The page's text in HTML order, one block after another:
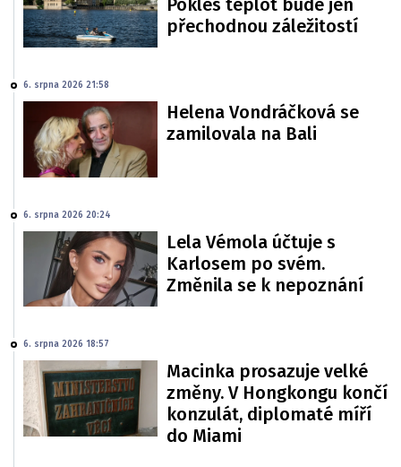
Pokles teplot bude jen
přechodnou záležitostí
6. srpna 2026 21:58
Helena Vondráčková se
zamilovala na Bali
6. srpna 2026 20:24
Lela Vémola účtuje s
Karlosem po svém.
Změnila se k nepoznání
6. srpna 2026 18:57
Macinka prosazuje velké
změny. V Hongkongu končí
konzulát, diplomaté míří
do Miami